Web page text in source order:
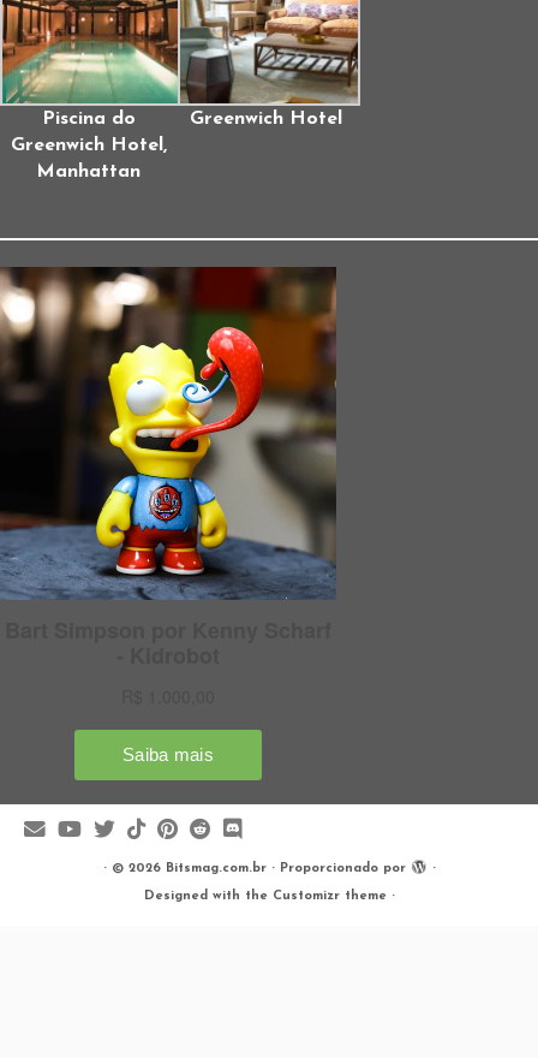
Piscina do
Greenwich Hotel,
Manhattan
Greenwich Hotel
· © 2026 Bitsmag.com.br· Proporcionado por ·
Designed with the Customizr theme ·